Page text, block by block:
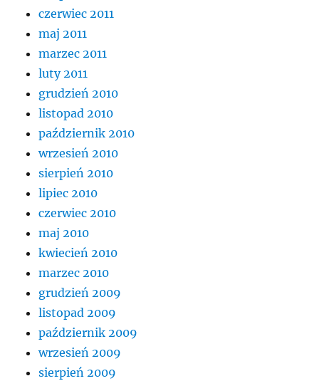
czerwiec 2011
maj 2011
marzec 2011
luty 2011
grudzień 2010
listopad 2010
październik 2010
wrzesień 2010
sierpień 2010
lipiec 2010
czerwiec 2010
maj 2010
kwiecień 2010
marzec 2010
grudzień 2009
listopad 2009
październik 2009
wrzesień 2009
sierpień 2009